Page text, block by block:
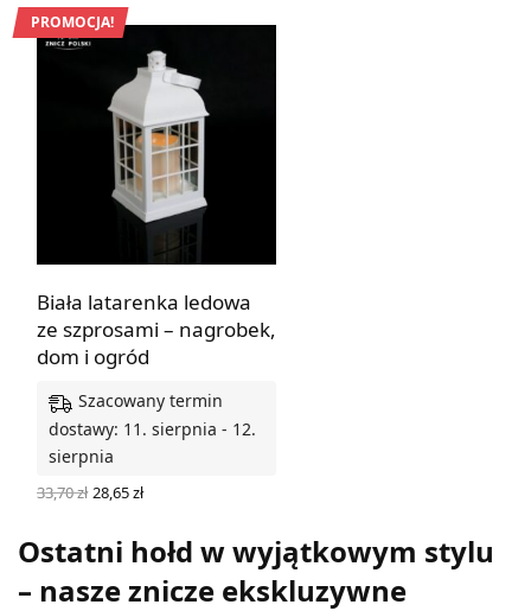
PROMOCJA!
Biała latarenka ledowa
ze szprosami – nagrobek,
dom i ogród
Szacowany termin
dostawy: 11. sierpnia - 12.
sierpnia
33,70zł Pierwotna
cena
33,70 zł.
28,65złAktualna
28,65 zł.
Ostatni hołd w wyjątkowym stylu
– nasze znicze ekskluzywne